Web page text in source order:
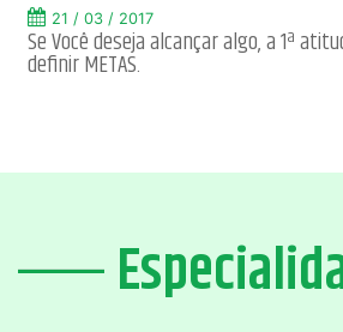
21 / 03 / 2017
Se Você deseja alcançar algo, a 1ª
definir METAS.